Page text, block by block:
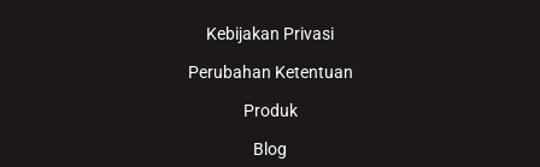
Kebijakan Privasi
Perubahan Ketentuan
Produk
Blog